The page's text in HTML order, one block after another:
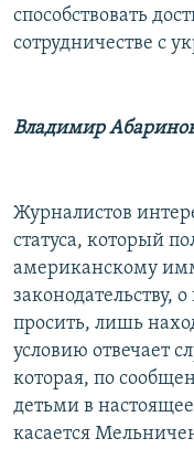
способствовать
сотрудничестве с
Владимир
Журналистов
статуса, который
американскому
просить, лишь
условию отвечает
которая, по
детьми в
касается